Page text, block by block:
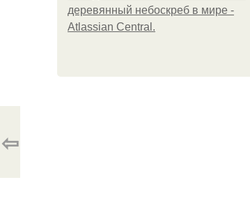
деревянный небоскреб в мире -
Atlassian Central.
⇦